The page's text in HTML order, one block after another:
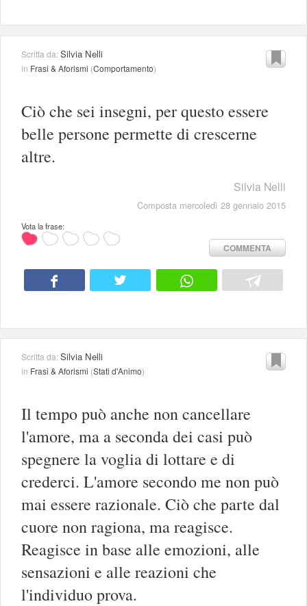
Scritta da:Silvia Nelli
in Frasi & Aforismi (Comportamento)
Ciò che sei insegni, per questo essere
belle persone permette di crescerne
altre.
Silvia Nelli
Composta mercoledì 28 gennaio 2015
Vota la frase:
COMMENTA
Scritta da:Silvia Nelli
in Frasi & Aforismi (Stati d'Animo)
Il tempo può anche non cancellare
l'amore, ma a seconda dei casi può
spegnere la voglia di lottare e di
crederci. L'amore secondo me non può
mai essere razionale. Ciò che parte dal
cuore non ragiona, ma reagisce.
Reagisce in base alle emozioni, alle
sensazioni e alle reazioni che
l'individuo prova.